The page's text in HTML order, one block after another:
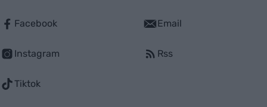
Facebook
Instagram
Tiktok
Email
Rss